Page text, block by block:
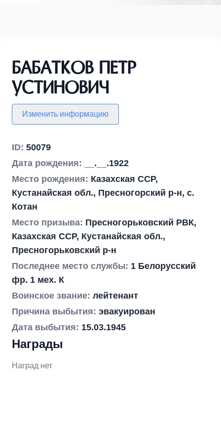
Бабатков Петр
Устинович
Изменить информацию
ID: 50079
Дата рождения:
__.__.1922
Место рождения: Казахская ССР,
Кустанайская обл., Пресногорский р-н, с.
Котан
Место призыва: Пресногорьковский РВК,
Казахская ССР, Кустанайская обл.,
Пресногорьковский р-н
Последнее место службы: 1 Белорусский
фр. 1 мех. К
Воинское звание: лейтенант
Причина выбытия: эвакуирован
Дата выбытия: 15.03.1945
Награды
Наград нет